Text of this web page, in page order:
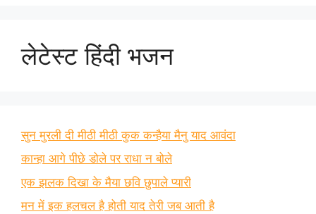
लेटेस्ट हिंदी भजन
सुन मुरली दी मीठी मीठी कुक कन्हैया मैनु याद आवंदा
कान्हा आगे पीछे डोले पर राधा न बोले
एक झलक दिखा के मैया छवि छुपाले प्यारी
मन में इक हलचल है होती याद तेरी जब आती है